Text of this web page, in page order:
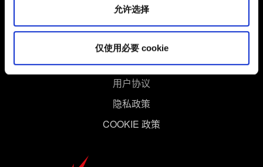
允许选择
仅使用必要 cookie
用户协议
隐私政策
COOKIE 政策